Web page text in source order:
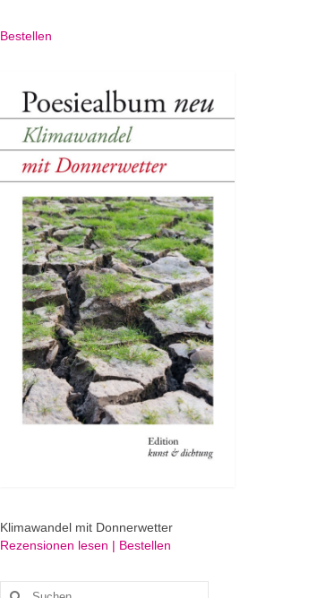
Bestellen
Klimawandel mit Donnerwetter
Rezensionen lesen | Bestellen
Suchen